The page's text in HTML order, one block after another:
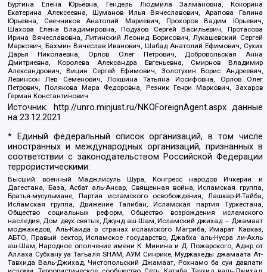
Буртина Елена Юрьевна, Гендель Людмила Залмановна, Кокорина
Екатерина Алексеевна, Шуманов Илья Вячеславович, Арапова Галина
Юрьевна, Свечников Анатолий Мариевич, Прохоров Вадим Юрьевич,
Шахова Елена Владимировна, Подузов Сергей Васильевич, Протасова
Ирина Вячеславовна, Литинский Леонид Борисович, Лукашевский Сергей
Маркович, Бахмин Вячеслав Иванович, Шабад Анатолий Ефимович, Сухих
Дарья Николаевна, Орлов Олег Петрович, Добровольская Анна
Дмитриевна, Королева Александра Евгеньевна, Смирнов Владимир
Александрович, Вицин Сергей Ефимович, Золотухин Борис Андреевич,
Левинсон Лев Семенович, Локшина Татьяна Иосифовна, Орлов Олег
Петрович, Полякова Мара Федоровна, Резник Генри Маркович, Захаров
Герман Константинович
Источник: http://unro.minjust.ru/NKOForeignAgent.aspxданные
на23.12.2021
* Единый федеральный список организаций, в том числе
иностранных и международных организаций, признанных в
соответствии с законодательством Российской Федерации
террористическими:
Высший военный Маджлисуль Шура, Конгресс народов Ичкерии и
Дагестана, База, Асбат аль-Ансар, Священная война, Исламская группа,
Братья-мусульмане, Партия исламского освобождения, Лашкар-И-Тайба,
Исламская группа, Движение Талибан, Исламская партия Туркестана,
Общество социальных реформ, Общество возрождения исламского
наследия, Дом двух святых, Джунд аш-Шам, Исламский джихад – Джамаат
моджахедов, Аль-Каида в странах исламского Магриба, Имарат Кавказ,
АБТО, Правый сектор, Исламское государство, Джабха аль-Нусра ли-Ахль
аш-Шам, Народное ополчение имени К. Минина и Д. Пожарского, Аджр от
Аллаха Субхану уа Тагьаля SHAM, АУМ Синрике, Муджахеды джамаата Ат-
Тавхида Валь-Джихад, Чистопольский Джамаат, Рохнамо ба суи давлати